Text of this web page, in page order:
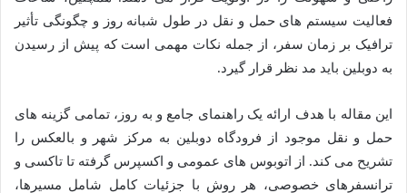
فعالیت سیستم های حمل و نقل در طول شبانه روز و چگونگی تأثیر
ترافیک بر زمان سفر، از جمله نکات مهمی است که پیش از رسیدن
به دوبلین باید مد نظر قرار گیرد.
این مقاله با هدف ارائه یک راهنمای جامع و به روز، تمامی گزینه های
حمل و نقل موجود از فرودگاه دوبلین به مرکز شهر و بالعکس را
تشریح می کند. از اتوبوس های عمومی و اکسپرس گرفته تا تاکسی و
ترانسفرهای خصوصی، هر روش با جزئیات کامل شامل مسیرها،